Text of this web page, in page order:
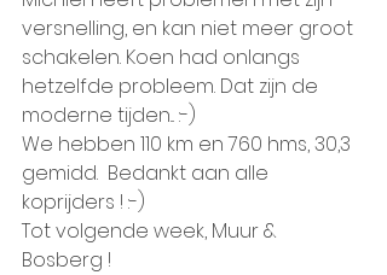
versnelling, en kan niet meer groot
schakelen. Koen had onlangs
hetzelfde probleem. Dat zijn de
moderne tijden... :-)
We hebben 110 km en 760 hms, 30,3
gemidd.  Bedankt aan alle
koprijders ! :-)
Tot volgende week, Muur &
Bosberg !